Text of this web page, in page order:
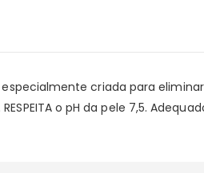
criada para
RESPEITA o pH da pele 7,5.